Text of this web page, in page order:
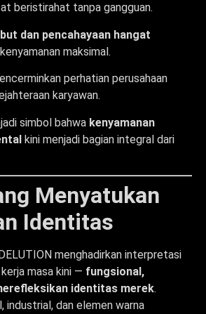
beristirahat tanpa gangguan.
dan pencahayaan hangat
maksimal.
perhatian perusahaan
karyawan.
simbol bahwa kenyamanan
kini menjadi bagian integral dari
Menyatukan
Identitas
menghadirkan interpretasi
masa kini — fungsional,
identitas merek.
industrial, dan elemen warna